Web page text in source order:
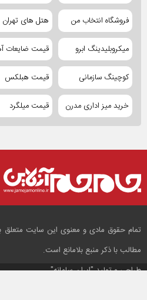
فروشگاه انتخاب من هتل های تهران
میکروبلیدینگ ابرو قیمت ضایعات
کوچینگ سازمانی قیمت هبلکس
خرید میز اداری مدرن قیمت میلگرد
تمام حقوق مادی و معنوی این سایت متعلق
مطالب با ذکر منبع بلامانع است.
طراحی و تولید"ایران سامانه"